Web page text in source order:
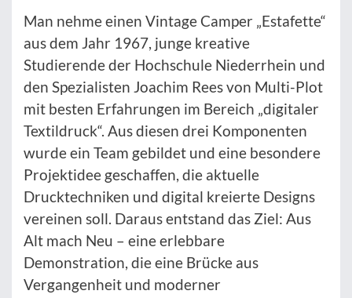
Man nehme einen Vintage Camper „Estafette“
aus dem Jahr 1967, junge kreative
Studierende der Hochschule Niederrhein und
den Spezialisten Joachim Rees von Multi-Plot
mit besten Erfahrungen im Bereich „digitaler
Textildruck“. Aus diesen drei Komponenten
wurde ein Team gebildet und eine besondere
Projektidee geschaffen, die aktuelle
Drucktechniken und digital kreierte Designs
vereinen soll. Daraus entstand das Ziel: Aus
Alt mach Neu – eine erlebbare
Demonstration, die eine Brücke aus
Vergangenheit und moderner